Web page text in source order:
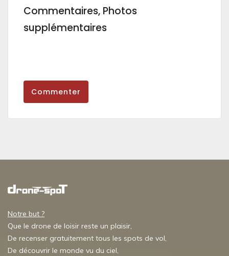
Commentaires, Photos
supplémentaires
Commenter
Notre but ?
Que le drone de loisir reste un plaisir,
De recenser gratuitement tous les spots de vol,
De découvrir le monde vu du ciel,